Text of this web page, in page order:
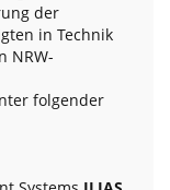
der
in Technik
NRW-
folgender